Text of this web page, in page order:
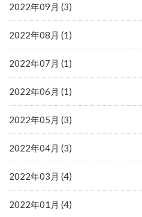
2022年09月 (3)
2022年08月 (1)
2022年07月 (1)
2022年06月 (1)
2022年05月 (3)
2022年04月 (3)
2022年03月 (4)
2022年01月 (4)